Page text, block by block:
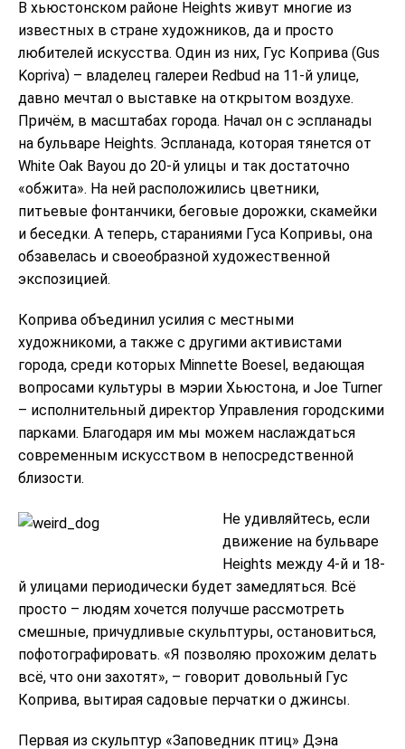
В хьюстонском районе Heights живут многие из
известных в стране художников, да и просто
любителей искусства. Один из них, Гус Коприва (Gus
Kopriva) – владелец галереи Redbud на 11-й улице,
давно мечтал о выставке на открытом воздухе.
Причём, в масштабах города. Начал он с эспланады
на бульваре Heights. Эспланада, которая тянется от
White Oak Bayou до 20-й улицы и так достаточно
«обжита». На ней расположились цветники,
питьевые фонтанчики, беговые дорожки, скамейки
и беседки. А теперь, стараниями Гуса Копривы, она
обзавелась и своеобразной художественной
экспозицией.
Коприва объединил усилия с местными
художникоми, а также с другими активистами
города, среди которых Minnette Boesel, ведающая
вопросами культуры в мэрии Хьюстона, и Joe Turner
– исполнительный директор Управления городскими
парками. Благодаря им мы можем наслаждаться
современным искусством в непосредственной
близости.
Не удивляйтесь, если
движение на бульваре
Heights между 4-й и 18-
й улицами периодически будет замедляться. Всё
просто – людям хочется получше рассмотреть
смешные, причудливые скульптуры, остановиться,
пофотографировать. «Я позволяю прохожим делать
всё, что они захотят», – говорит довольный Гус
Коприва, вытирая садовые перчатки о джинсы.
Первая из скульптур «Заповедник птиц» Дэна